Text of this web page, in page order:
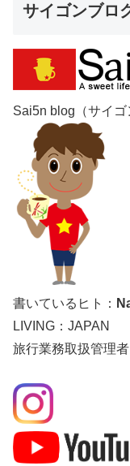
サイゴンブロ
Sai5n blog（サイゴ
書いているヒト：
LIVING：JAPAN
旅行業務取扱管理者